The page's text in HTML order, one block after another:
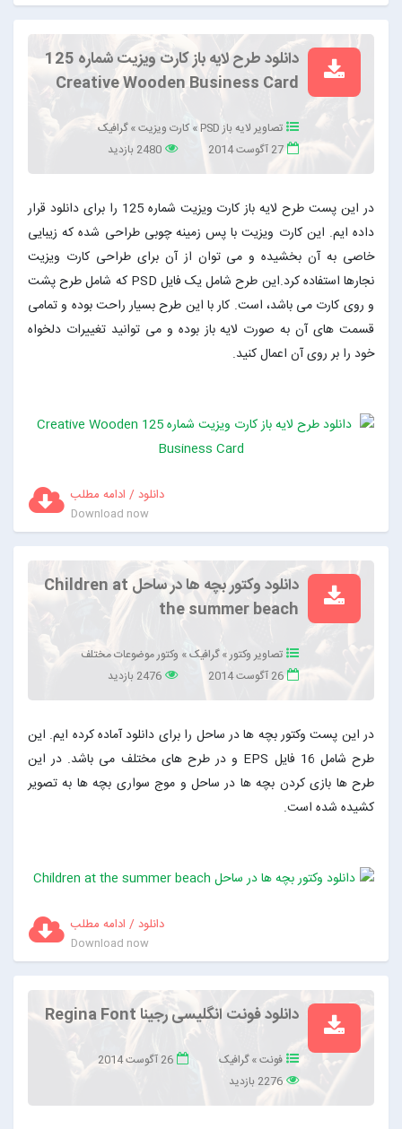
دانلود طرح لایه باز کارت ویزیت شماره 125
Creative Wooden Business Card
تصاویر لایه باز PSD »کارت ویزیت»گرافیک
27 آگوست 2014
2480 بازدید
در این پست طرح لایه باز کارت ویزیت شماره 125 را برای دانلود قرار
داده ایم. این کارت ویزیت با پس زمینه چوبی طراحی شده که زیبایی
خاصی به آن بخشیده و می توان از آن برای طراحی کارت ویزیت
نجارها استفاده کرد.این طرح شامل یک فایل PSD که شامل طرح پشت
و روی کارت می باشد، است. کار با این طرح بسیار راحت بوده و تمامی
قسمت های آن به صورت لایه باز بوده و می توانید تغییرات دلخواه
خود را بر روی آن اعمال کنید.
دانلود / ادامه مطلب
Download now
دانلود وکتور بچه ها در ساحل Children at
the summer beach
تصاویر وکتور»گرافیک» وکتور موضوعات مختلف
26 آگوست 2014
2476 بازدید
در این پست وکتور بچه ها در ساحل را برای دانلود آماده کرده ایم. این
طرح شامل 16 فایل EPS و در طرح های مختلف می باشد. در این
طرح ها بازی کردن بچه ها در ساحل و موج سواری بچه ها به تصویر
کشیده شده است.
دانلود / ادامه مطلب
Download now
دانلود فونت انگلیسی رجینا Regina Font
فونت»گرافیک
26 آگوست 2014
2276 بازدید